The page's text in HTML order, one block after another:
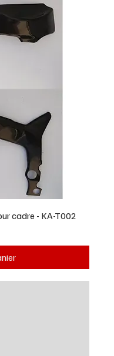
cadre - KA-T002